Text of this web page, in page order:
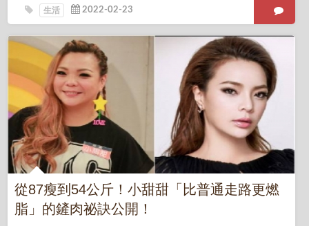
生活
從87瘦到54公斤！小甜甜「比普通走路更燃
脂」的鏟肉祕訣公開！